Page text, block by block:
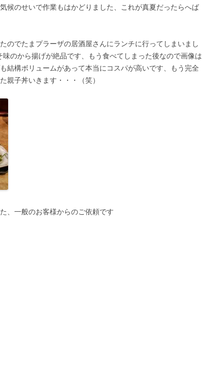
候のせいで作業もはかどりました、これが真夏だったらへば
のでたまプラーザの居酒屋さんにランチに行ってしまいまし
のから揚げが絶品です、もう食べてしまった後なので画像は
結構ボリュームがあって本当にコスパが高いです、もう完全
親子丼いきます・・・（笑）
、一般のお客様からのご依頼です